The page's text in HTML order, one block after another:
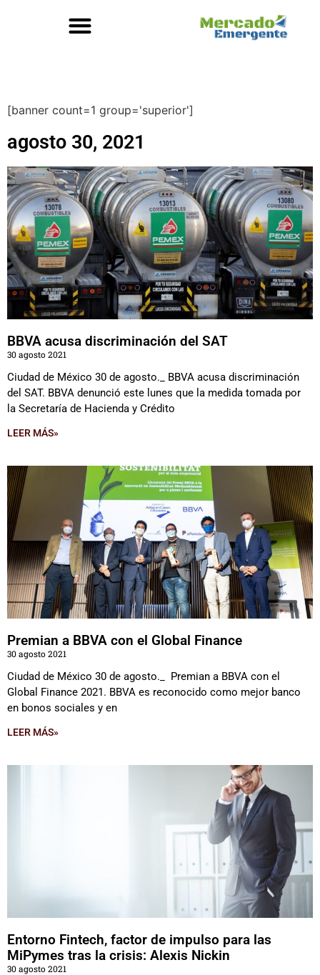
[banner count=1 group='superior']
agosto 30, 2021
BBVA acusa discriminación del SAT
30 agosto 2021
Ciudad de México 30 de agosto._ BBVA acusa discriminación
del SAT. BBVA denunció este lunes que la medida tomada por
la Secretaría de Hacienda y Crédito
LEER MÁS»
Premian a BBVA con el Global Finance
30 agosto 2021
Ciudad de México 30 de agosto._ Premian a BBVA con el
Global Finance 2021. BBVA es reconocido como mejor banco
en bonos sociales y en
LEER MÁS»
Entorno Fintech, factor de impulso para las
MiPymes tras la crisis: Alexis Nickin
30 agosto 2021